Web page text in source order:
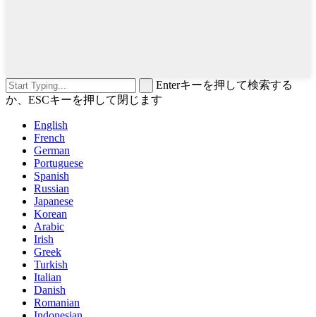
Enterキーを押して検索する
か、ESCキーを押して閉じます
English
French
German
Portuguese
Spanish
Russian
Japanese
Korean
Arabic
Irish
Greek
Turkish
Italian
Danish
Romanian